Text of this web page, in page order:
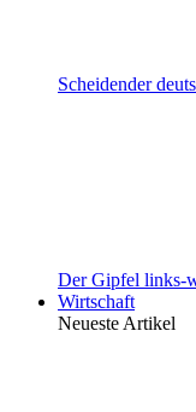
Scheidender
Der Gipfel links-
Wirtschaft
Neueste Artikel